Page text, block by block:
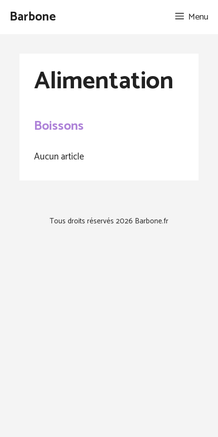
AllerBarbone Menu
Alimentation
Boissons
Aucun article
Tous droits réservés 2026 Barbone.fr